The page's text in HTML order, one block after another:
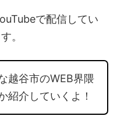
で配信してい
。
越谷市のWEB界隈
紹介していくよ！